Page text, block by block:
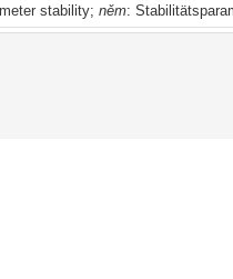
stability; něm: